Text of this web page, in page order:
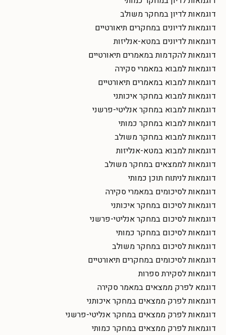
דוגמאות לדיון במחקר משולב
דוגמאות לדיונים במחקרים תיאורטיים
דוגמאות לדיונים במטא-אנליזות
דוגמאות להקדמות במאמרים תיאורטיים
דוגמאות למבוא במאמרי סקירה
דוגמאות למבוא במאמרים תיאורטיים
דוגמאות למבוא במחקר איכותני
דוגמאות למבוא במחקר אנליטי-פרשני
דוגמאות למבוא במחקר כמותי
דוגמאות למבוא במחקר משולב
דוגמאות למבוא במטא-אנליזות
דוגמאות לממצאים במחקר משולב
דוגמאות לניתוח תוכן כמותי
דוגמאות לסיכומים במאמרי סקירה
דוגמאות לסיכום במחקר איכותני
דוגמאות לסיכום במחקר אנליטי-פרשני
דוגמאות לסיכום במחקר כמותי
דוגמאות לסיכום במחקר משולב
דוגמאות לסיכומים במחקרים תיאורטיים
דוגמאות לסקירת ספרות
דוגמא לפרק ממצאים במאמר סקירה
דוגמאות לפרק ממצאים במחקר איכותני
דוגמאות לפרק ממצאים במחקר אנליטי-פרשני
דוגמאות לפרק ממצאים במחקר כמותי